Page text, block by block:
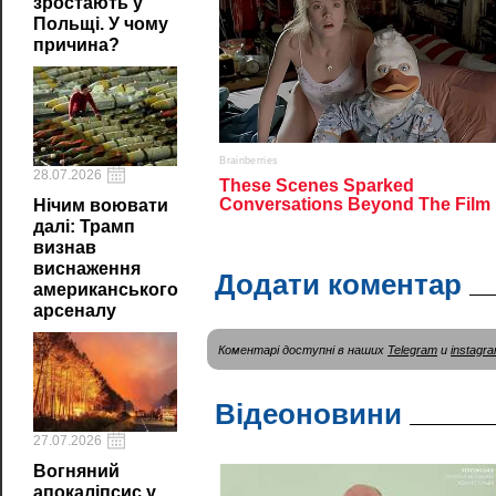
Польщі. У чому
причина?
28.07.2026
Нічим воювати
далі: Трамп
визнав
виснаження
американського
арсеналу
27.07.2026
Вогняний
апокаліпсис у
Додати коментар
Коментарі доступні в наших Telegram и
Відеоновини